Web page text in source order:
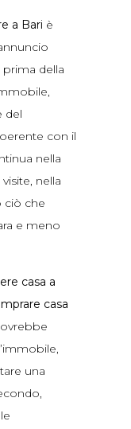
a Bari è
della
del
con il
nella
nella
ciò che
e meno
casa a
casa
una